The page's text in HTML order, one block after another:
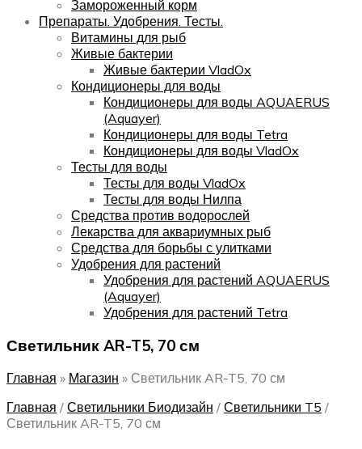
Замороженный корм
Препараты. Удобрения. Тесты.
Витамины для рыб
Живые бактерии
Живые бактерии VladOx
Кондиционеры для воды
Кондиционеры для воды AQUAERUS
(Aquayer)
Кондиционеры для воды Tetra
Кондиционеры для воды VladOx
Тесты для воды
Тесты для воды VladOx
Тесты для воды Нилпа
Средства против водорослей
Лекарства для аквариумных рыб
Средства для борьбы с улитками
Удобрения для растений
Удобрения для растений AQUAERUS
(Aquayer)
Удобрения для растений Tetra
Светильник AR-T5, 70 см
Главная » Магазин » Светильник AR-T5, 70 см
Главная / Светильники Биодизайн / Светильники T5 /
Светильник AR-T5, 70 см